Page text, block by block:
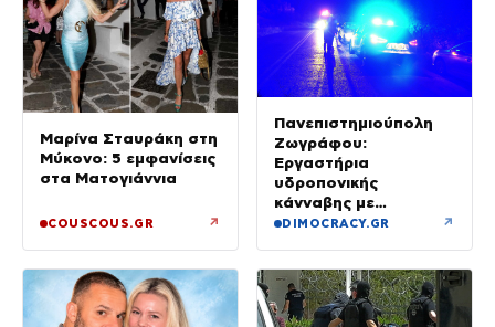
Μαρίνα Σταυράκη στη
Μύκονο: 5 εμφανίσεις
στα Ματογιάννια
COUSCOUS.GR ↗
Πανεπιστημιούπολη
Ζωγράφου:
Εργαστήρια
υδροπονικής
κάνναβης με
προσδοκώμενο
Χειροπέδες σε τρία
άτομα
DIMOCRACY.GR ↗